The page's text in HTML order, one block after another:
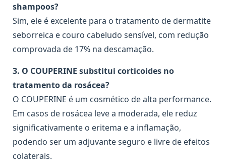
shampoos?
Sim, ele é excelente para o tratamento de dermatite
seborreica e couro cabeludo sensível, com redução
comprovada de 17% na descamação.
3. O COUPERINE substitui corticoides no
tratamento da rosácea?
O COUPERINE é um cosmético de alta performance.
Em casos de rosácea leve a moderada, ele reduz
significativamente o eritema e a inflamação,
podendo ser um adjuvante seguro e livre de efeitos
colaterais.